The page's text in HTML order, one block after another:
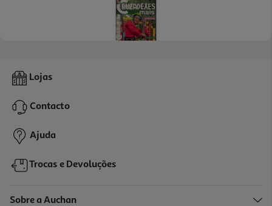
Revista Cruzadexes Mais
3,30 €
Lojas
Contacto
Ajuda
Trocas e Devoluções
Sobre a Auchan